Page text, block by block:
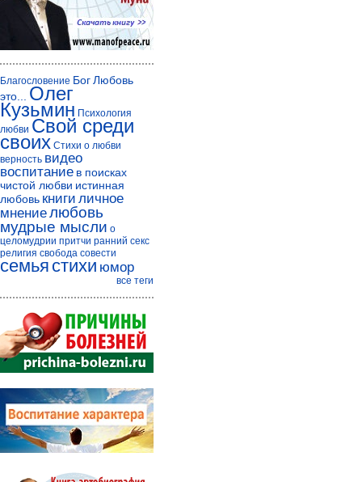
Благословение БогЛюбовь
это...
Олег
Кузьмин Психология
любви Свой среди
своих Стихи о любви
верность видео
воспитание в поисках
чистой любви истинная
любовь книги личное
мнениелюбовь
мудрые мысли о
целомудрии притчи ранний секс
религия свобода совести
семья стихи юмор
все теги